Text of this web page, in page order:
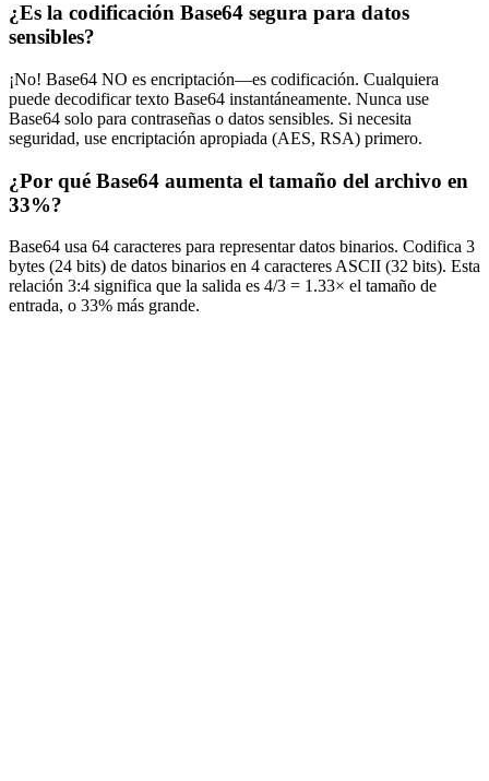
¿Es la codificación Base64 segura para datos
sensibles?
¡No! Base64 NO es encriptación—es codificación. Cualquiera
puede decodificar texto Base64 instantáneamente. Nunca use
Base64 solo para contraseñas o datos sensibles. Si necesita
seguridad, use encriptación apropiada (AES, RSA) primero.
¿Por qué Base64 aumenta el tamaño del archivo en
33%?
Base64 usa 64 caracteres para representar datos binarios. Codifica 3
bytes (24 bits) de datos binarios en 4 caracteres ASCII (32 bits). Esta
relación 3:4 significa que la salida es 4/3 = 1.33× el tamaño de
entrada, o 33% más grande.